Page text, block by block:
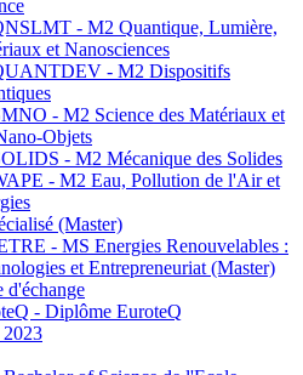
- M2 Quantique, Lumière,
et Nanosciences
- M2 Dispositifs
- M2 Science des Matériaux et
Objets
- M2 Mécanique des Solides
- M2 Eau, Pollution de l'Air et
(Master)
- MS Energies Renouvelables :
et Entrepreneuriat (Master)
d'échange
- Diplôme EuroteQ
2023